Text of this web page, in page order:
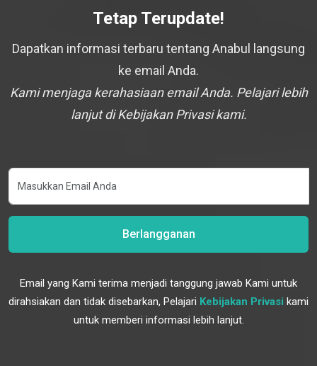
Tetap Terupdate!
Dapatkan informasi terbaru tentang Anabul langsung
ke email Anda.
Kami menjaga kerahasiaan email Anda. Pelajari lebih
lanjut di Kebijakan Privasi kami.
Berlangganan
Email yang Kami terima menjadi tanggung jawab Kami untuk
dirahsiakan dan tidak disebarkan, Pelajari Kebijakan Privasi kami
untuk memberi informasi lebih lanjut.